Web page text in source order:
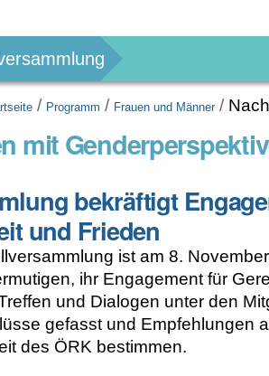
/ Programm / Frauen und Männer /
mit
bekräftigt
und Frieden
ist am 8.
ihr Engagement für
und Dialogen unter den
gefasst und Empfehlungen
des ÖRK bestimmen.